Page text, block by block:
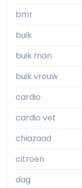
bmr
buik
buik man
buik vrouw
cardio
cardio vet
chiazaad
citroen
dag